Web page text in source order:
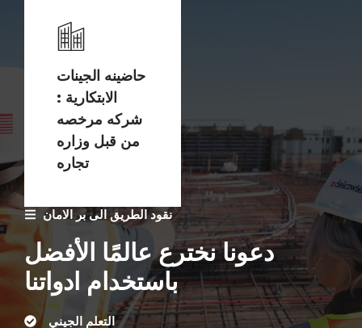
نقود الطريق الى بر الامان
دعونا نخترع عالمًا الأفضل
باستخدام ادواتنا
التعلم الجيني
حاضينه الجينات
الابتكارية :
شركه مرخصه
من قبل وزاره
تجاره